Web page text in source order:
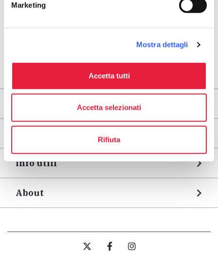
Marketing
Mostra dettagli
Accetta tutti
Accetta selezionati
Rifiuta
Info utili
About